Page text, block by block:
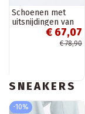
Schoenen met
uitsnijdingen van
faux suede in
zandkleur Flaria
€ 67,07
€ 78,90
SNEAKERS
-10%